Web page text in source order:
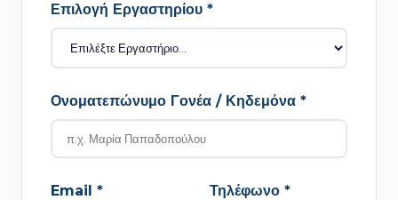
Επιλογή Εργαστηρίου *
Ονοματεπώνυμο Γονέα / Κηδεμόνα *
Email * Τηλέφωνο *